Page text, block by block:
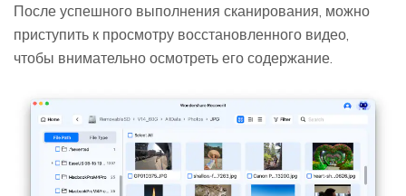
После успешного выполнения сканирования, можно
приступить к просмотру восстановленного видео,
чтобы внимательно осмотреть его содержание.